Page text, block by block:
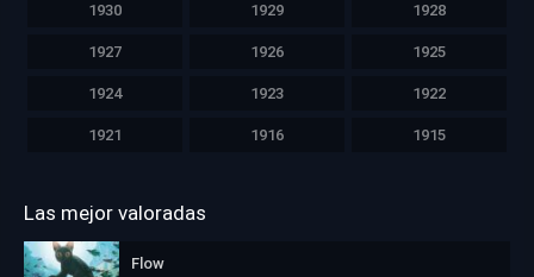
1930 1929 1928
1927 1926 1925
1924 1923 1922
1921 1916 1915
Las mejor valoradas
Flow